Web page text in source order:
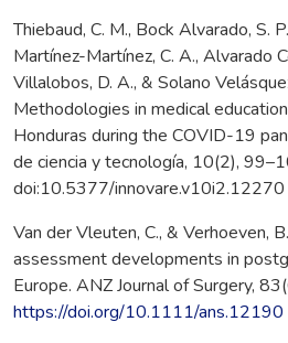
Thiebaud, C. M., Bock Alvarado, S.
Martínez-Martínez, C. A., Alvarado
Villalobos, D. A., & Solano
Methodologies in medical
Honduras during the COVID-19
de ciencia y tecnología, 10(2),
doi:10.5377/innovare.v10i2.12270
Van der Vleuten, C., & Verhoeven,
assessment developments in
Europe. ANZ Journal of Surgery,
https://doi.org/10.1111/ans.12190